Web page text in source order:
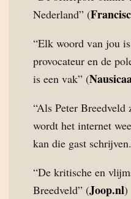
Nederland” (
“Elk woord van jou
provocateur en de
is een vak” (
“Als Peter
wordt het internet
kan die gast
“De kritische en
Breedveld” (Joop.nl)